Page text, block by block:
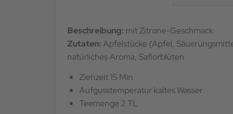
Beschreibung: mit Zitrone-Geschmack
Zutaten: Apfelstücke (Apfel,
natürliches Aroma, Saflorblüten
Ziehzeit 15 Min
Aufgusstemperatur kaltes Wasser
Teemenge 2 TL